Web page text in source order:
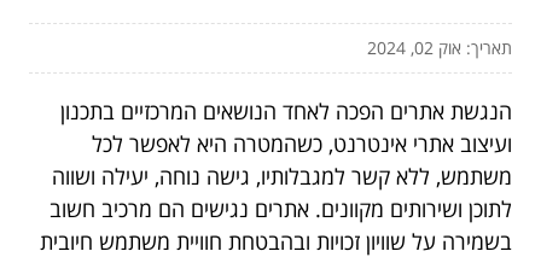
תאריך: אוק 02, 2024
הנגשת אתרים הפכה לאחד הנושאים המרכזיים בתכנון
ועיצוב אתרי אינטרנט, כשהמטרה היא לאפשר לכל
משתמש, ללא קשר למגבלותיו, גישה נוחה, יעילה ושווה
לתוכן ושירותים מקוונים. אתרים נגישים הם מרכיב חשוב
בשמירה על שוויון זכויות ובהבטחת חוויית משתמש חיובית